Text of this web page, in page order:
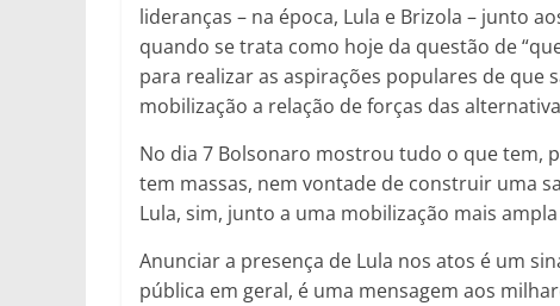
lideranças – na época, Lula e Brizola – junto
quando se trata como hoje da questão de
para realizar as aspirações populares de que
mobilização a relação de forças das
No dia 7 Bolsonaro mostrou tudo o que tem,
tem massas, nem vontade de construir uma
Lula, sim, junto a uma mobilização mais
Anunciar a presença de Lula nos atos é um
pública em geral, é uma mensagem aos